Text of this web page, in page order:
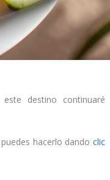
destino continuaré
hacerlo dando clic